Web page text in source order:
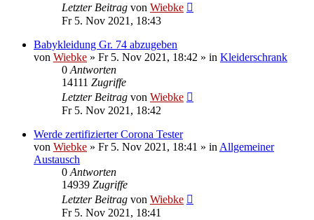
Letzter Beitrag von Wiebke
Fr 5. Nov 2021, 18:43
Babykleidung Gr. 74 abzugeben
von Wiebke » Fr 5. Nov 2021, 18:42 » in Kleiderschrank
0Antworten
14111 Zugriffe
Letzter Beitrag von Wiebke
Fr 5. Nov 2021, 18:42
Werde zertifizierter Corona Tester
von Wiebke » Fr 5. Nov 2021, 18:41 » inAllgemeiner
Austausch
0Antworten
14939 Zugriffe
Letzter Beitrag von Wiebke
Fr 5. Nov 2021, 18:41